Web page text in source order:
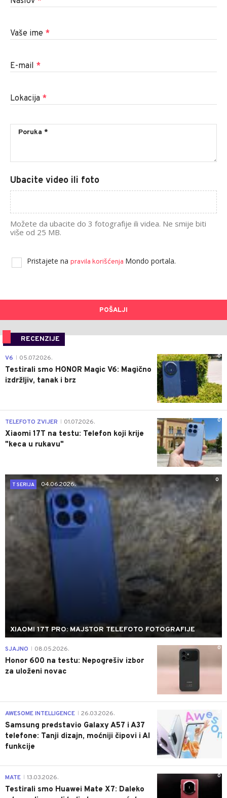
Vaše ime *
E-mail *
Lokacija *
Ubacite video ili foto
Možete da ubacite do 3 fotografije ili videa. Ne smije biti
više od 25 MB.
Pristajete na pravila korišćenja Mondo portala.
POŠALJI
RECENZIJE
0
V6 05.07.2026.
Testirali smo HONOR Magic V6: Magično
izdržljiv, tanak i brz
0
TELEFOTO ZVIJER 01.07.2026.
Xiaomi 17T na testu: Telefon koji krije
"keca u rukavu"
0
T SERIJA
04.06.2026.
XIAOMI 17T PRO: MAJSTOR TELEFOTO FOTOGRAFIJE
0
SJAJNO 08.05.2026.
Honor 600 na testu: Nepogrešiv izbor
za uloženi novac
AWESOME INTELLIGENCE 26.03.2026.
Samsung predstavio Galaxy A57 i A37
telefone: Tanji dizajn, moćniji čipovi i AI
funkcije
0
MATE 13.03.2026.
Testirali smo Huawei Mate X7: Daleko